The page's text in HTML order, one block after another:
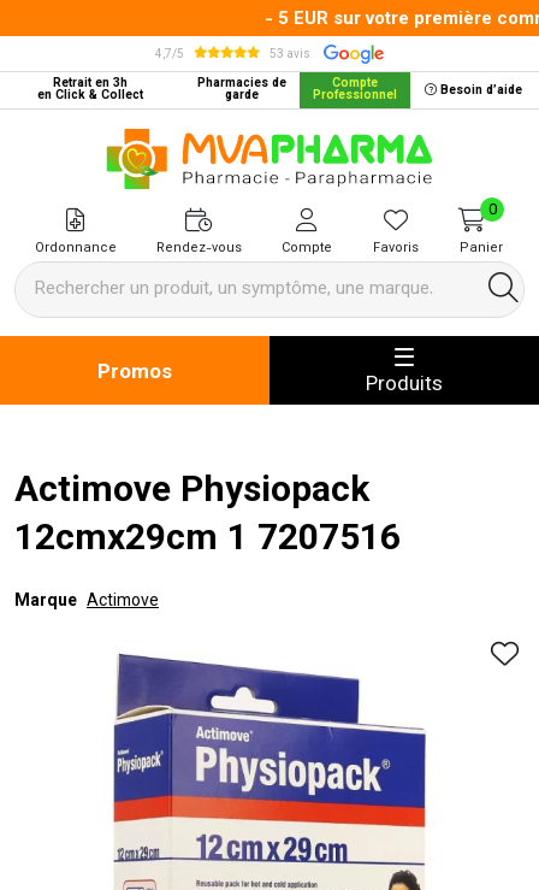
- 5 EUR sur votre première
4,7/5
53 avis
Retrait en 3h
en Click & Collect
Pharmacies de
garde
Compte
Professionnel Besoin d’aide
MVA Pharma Votre pharmacie
Ordonnance Rendez-vous Compte Favoris Panier
0
Promos Produits
Actimove Physiopack
12cmx29cm 1 7207516
Marque Actimove